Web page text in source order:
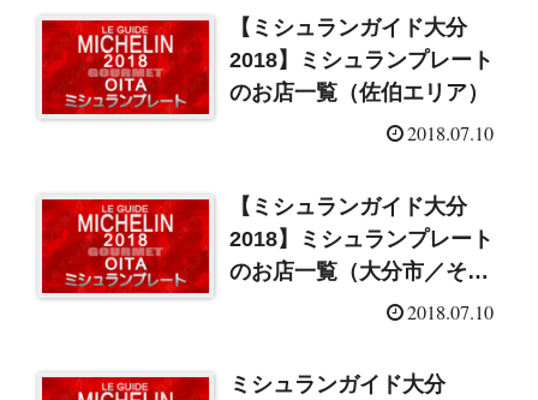
【ミシュランガイド大分
2018】ミシュランプレート
のお店一覧（佐伯エリア）
2018.07.10
【ミシュランガイド大分
2018】ミシュランプレート
のお店一覧（大分市／その
2018.07.10
ミシュランガイド大分